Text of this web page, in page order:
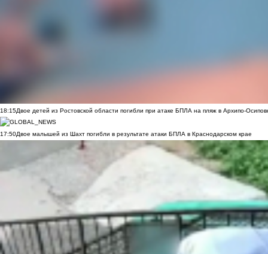
18:15Двое детей из Ростовской области погибли при атаке БПЛА на пляж в Архипо-
17:50Двое малышей из Шахт погибли в результате атаки БПЛА в Краснодарском крае